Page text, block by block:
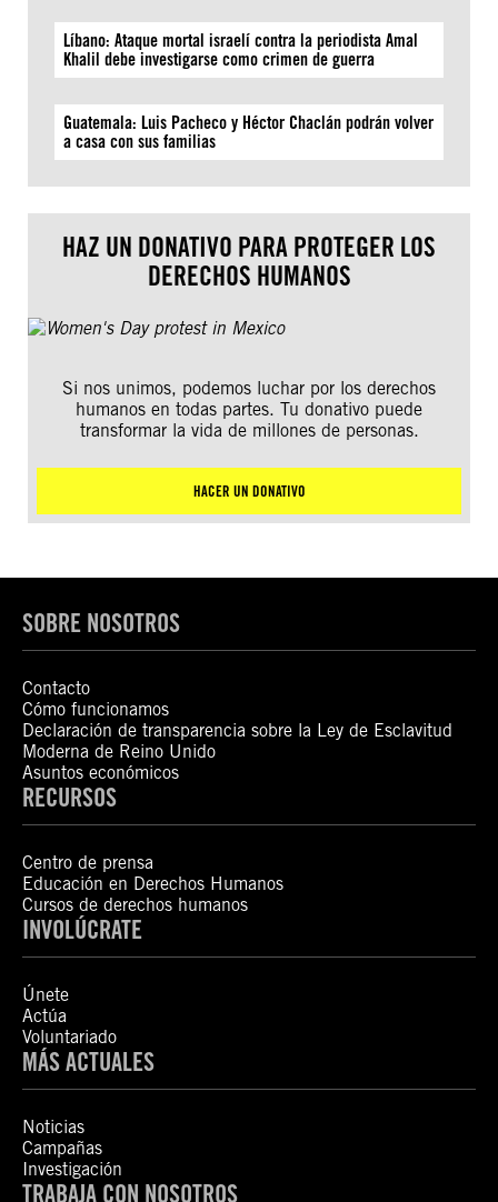
Líbano: Ataque mortal israelí contra la periodista Amal
Khalil debe investigarse como crimen de guerra
Guatemala: Luis Pacheco y Héctor Chaclán podrán volver
a casa con sus familias
HAZ UN DONATIVO PARA PROTEGER LOS
DERECHOS HUMANOS
Si nos unimos, podemos luchar por los derechos
humanos en todas partes. Tu donativo puede
transformar la vida de millones de personas.
HACER UN DONATIVO
SOBRE NOSOTROS
Contacto
Cómo funcionamos
Declaración de transparencia sobre la Ley de Esclavitud
Moderna de Reino Unido
Asuntos económicos
RECURSOS
Centro de prensa
Educación en Derechos Humanos
Cursos de derechos humanos
INVOLÚCRATE
Únete
Actúa
Voluntariado
MÁS ACTUALES
Noticias
Campañas
Investigación
TRABAJA CON NOSOTROS